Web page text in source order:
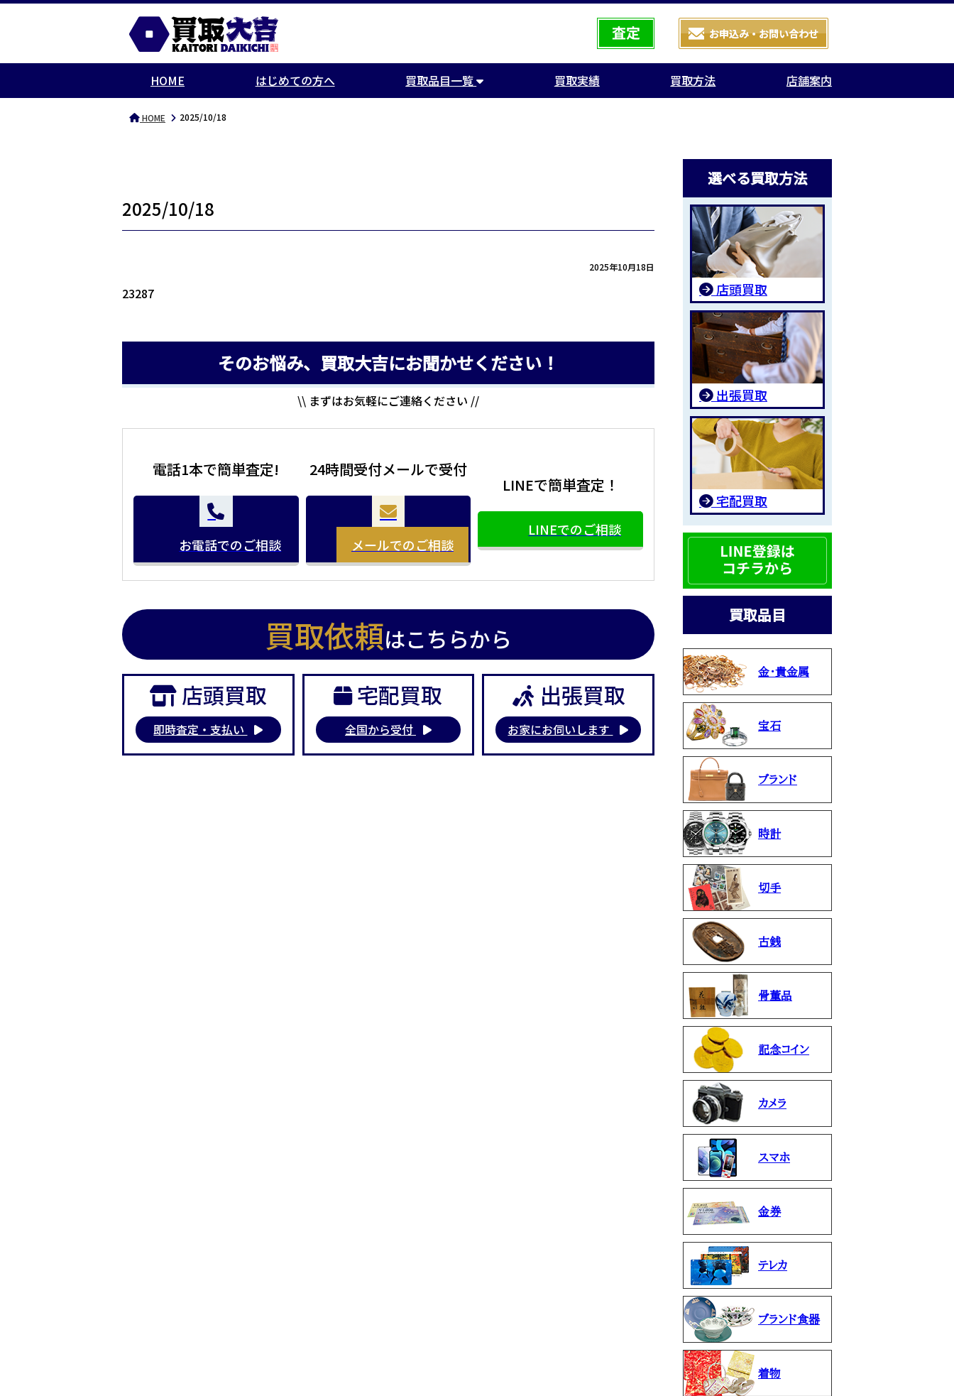
HOME はじめての方へ 買取品目一覧 買取実績 買取方法 店舗案内
HOME 2025/10/18
2025/10/18
2025年10月18日
23287
そのお悩み、買取大吉にお聞かせください！
\\ まずはお気軽にご連絡ください //
電話1本で簡単査定!
お電話でのご相談
24時間受付メールで受付
メールでのご相談
LINEで簡単査定！
LINEでのご相談
買取依頼はこちらから
店頭買取
即時査定・支払い
宅配買取
全国から受付
出張買取
お家にお伺いします
選べる買取方法
店頭買取
出張買取
宅配買取
買取品目
金・貴金属
宝石
ブランド
時計
切手
古銭
骨董品
記念コイン
カメラ
スマホ
金券
テレカ
ブランド食器
着物